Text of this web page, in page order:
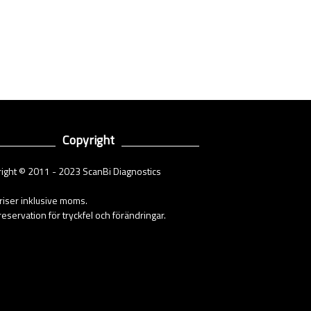
Copyright
© 2011 - 2023 ScanBi Diagnostics
inklusive moms.
för tryckfel och förändringar.